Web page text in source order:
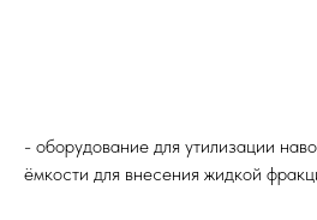
- оборудование для утилизации
ёмкости для внесения жидкой